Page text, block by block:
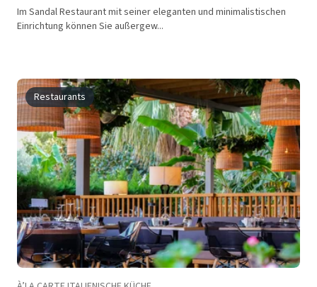
Im Sandal Restaurant mit seiner eleganten und minimalistischen
Einrichtung können Sie außergew...
Restaurants